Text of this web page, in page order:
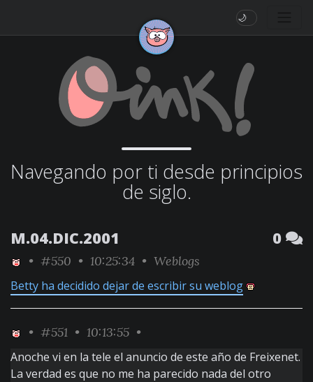
🌙
Navegando por ti desde principios
de siglo.
M.04.DIC.2001 0
• #550 • 10:25:34 • Weblogs
Betty ha decidido dejar de escribir su weblog
• #551 • 10:13:55 •
Anoche vi en la tele el anuncio de este año de Freixenet.
La verdad es que no me ha parecido nada del otro